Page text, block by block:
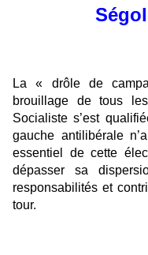
La « drôle de
brouillage de tous
Socialiste s’est
gauche antilibérale
essentiel de cette
dépasser sa
responsabilités et
tour.